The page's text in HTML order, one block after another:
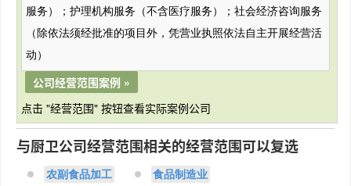
服务）；护理机构服务（不含医疗服务）；社会经济咨询服务
（除依法须经批准的项目外，凭营业执照依法自主开展经营活
动）
公司经营范围案例 »
点击 "经营范围" 按钮查看实际案例公司
与厨卫公司经营范围相关的经营范围可以复选
农副食品加工 食品制造业